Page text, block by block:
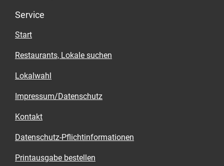
Service
Start
Restaurants, Lokale suchen
Lokalwahl
Impressum/Datenschutz
Kontakt
Datenschutz-Pflichtinformationen
Printausgabe bestellen